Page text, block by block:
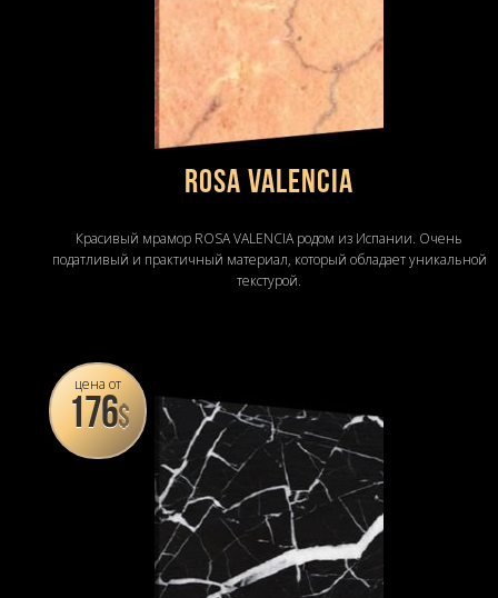
ROSA VALENCIA
Красивый мрамор ROSA VALENCIA родом из Испании. Очень
податливый и практичный материал, который обладает уникальной
текстурой.
цена от
176$